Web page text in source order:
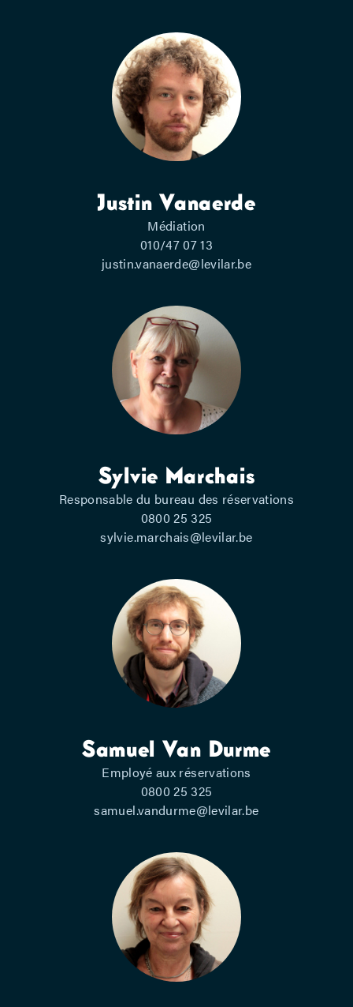
Justin Vanaerde
Médiation
010/47 07 13
justin.vanaerde@levilar.be
Sylvie Marchais
Responsable du bureau des réservations
0800 25 325
sylvie.marchais@levilar.be
Samuel Van Durme
Employé aux réservations
0800 25 325
samuel.vandurme@levilar.be